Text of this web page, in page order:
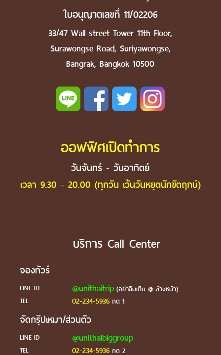
ใบอนุญาตเลขที่ 11/02206
33/47 Wall street Tower 11th Floor,
Surawongse Road, Suriyawongse,
Bangrak, Bangkok 10500
ออฟฟิศเปิดทำการ
วันจันทร์ - วันอาทิตย์
เวลา 9.30 - 20.00 (ทุกวัน เว้นวันหยุดนักขัตฤกษ์)
บริการ Call Center
จองทัวร์
LINE ID @unithaitrip(อย่าลืมเติม @ ข้างหน้า)
TEL
02-234-5936กด 1
จัดกรุ๊ปเหมา/ส่วนตัว
LINE ID @unithaibiggroup
TEL 02-234-5936กด 2